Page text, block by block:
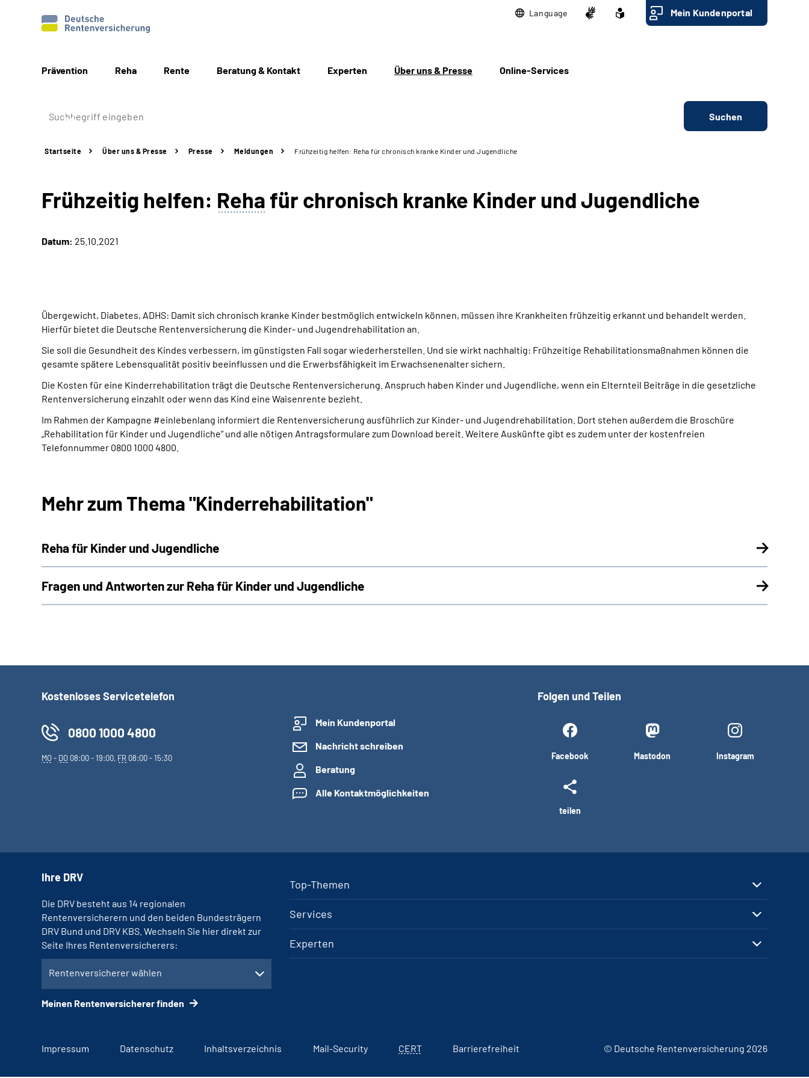
Language Mein Kundenportal
Prävention Reha Rente Beratung & Kontakt Experten Über uns & Presse Online-Services
Suchen
Startseite Über uns & Presse Presse Meldungen Frühzeitig helfen: Reha für chronisch kranke Kinder und Jugendliche
Frühzeitig helfen: Reha für chronisch kranke Kinder und Jugendliche
Datum: 25.10.2021
Übergewicht, Diabetes, ADHS: Damit sich chronisch kranke Kinder bestmöglich entwickeln können, müssen ihre Krankheiten frühzeitig erkannt und behandelt werden.
Hierfür bietet die Deutsche Rentenversicherung die Kinder- und Jugendrehabilitation an.
Sie soll die Gesundheit des Kindes verbessern, im günstigsten Fall sogar wiederherstellen. Und sie wirkt nachhaltig: Frühzeitige Rehabilitationsmaßnahmen können die
gesamte spätere Lebensqualität positiv beeinflussen und die Erwerbsfähigkeit im Erwachsenenalter sichern.
Die Kosten für eine Kinderrehabilitation trägt die Deutsche Rentenversicherung. Anspruch haben Kinder und Jugendliche, wenn ein Elternteil Beiträge in die gesetzliche
Rentenversicherung einzahlt oder wenn das Kind eine Waisenrente bezieht.
Im Rahmen der Kampagne #einlebenlang informiert die Rentenversicherung ausführlich zur Kinder- und Jugendrehabilitation. Dort stehen außerdem die Broschüre
„Rehabilitation für Kinder und Jugendliche“ und alle nötigen Antragsformulare zum Download bereit. Weitere Auskünfte gibt es zudem unter der kostenfreien
Telefonnummer 0800 1000 4800.
Mehr zum Thema "Kinderrehabilitation"
Reha für Kinder und Jugendliche
Fragen und Antworten zur Reha für Kinder und Jugendliche
Kostenloses Servicetelefon
0800 1000 4800
MO- DO 08:00 - 19:00, FR 08:00 - 15:30
Mein Kundenportal
Nachricht schreiben
Beratung
Alle Kontaktmöglichkeiten
Folgen und Teilen
Facebook Mastodon Instagram
teilen
Top-Themen
Services
Experten
Ihre DRV
Die DRV besteht aus 14 regionalen
Rentenversicherern und den beiden Bundesträgern
DRV Bund und DRV KBS. Wechseln Sie hier direkt zur
Seite Ihres Rentenversicherers:
Rentenversicherer wählen
Meinen Rentenversicherer finden
Impressum Datenschutz Inhaltsverzeichnis Mail-Security CERT Barrierefreiheit © Deutsche Rentenversicherung 2026